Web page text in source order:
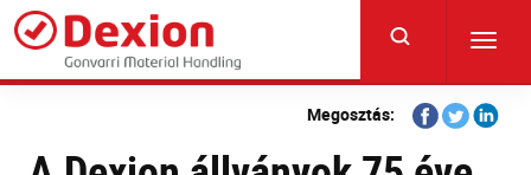
Skip
main
content
Megosztás:
Share
on
Facebook
Share
on
Twitter
Share